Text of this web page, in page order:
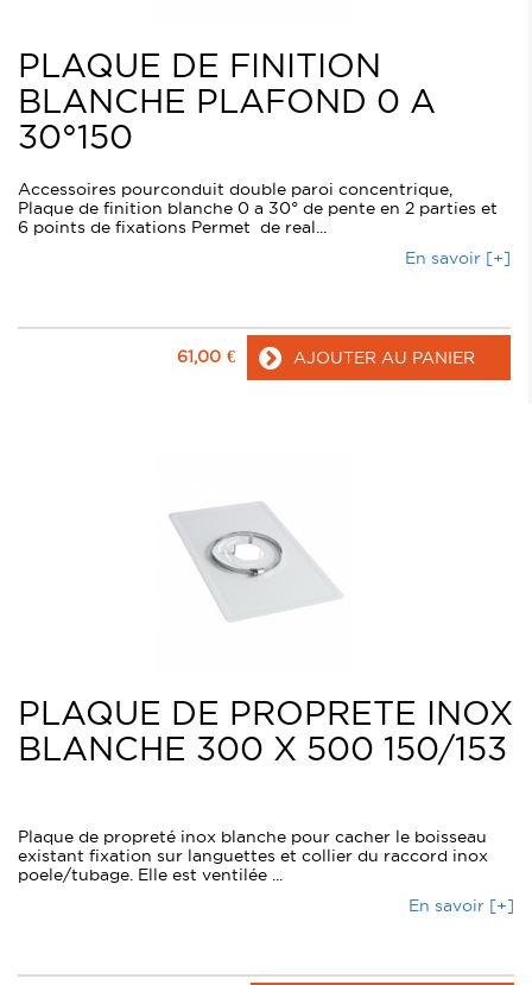
PLAQUE DE FINITION
BLANCHE PLAFOND 0 A
30°150
Accessoires pourconduit double paroi concentrique,
Plaque de finition blanche 0 a 30° de pente en 2 parties et
6 points de fixations Permet de real...
En savoir [+]
61,00 € AJOUTER AU PANIER
PLAQUE DE PROPRETE INOX
BLANCHE 300 X 500 150/153
Plaque de propreté inox blanche pour cacher le boisseau
existant fixation sur languettes et collier du raccord inox
poele/tubage. Elle est ventilée ...
En savoir [+]